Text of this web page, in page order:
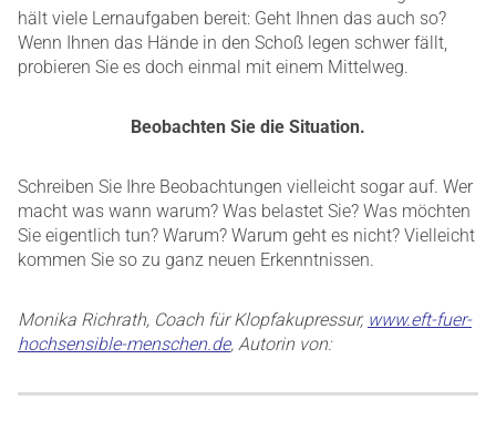
hält viele Lernaufgaben bereit: Geht Ihnen das auch so?
Wenn Ihnen das Hände in den Schoß legen schwer fällt,
probieren Sie es doch einmal mit einem Mittelweg.
Beobachten Sie die Situation.
Schreiben Sie Ihre Beobachtungen vielleicht sogar auf. Wer
macht was wann warum? Was belastet Sie? Was möchten
Sie eigentlich tun? Warum? Warum geht es nicht? Vielleicht
kommen Sie so zu ganz neuen Erkenntnissen.
Monika Richrath, Coach für Klopfakupressur, www.eft-fuer-
hochsensible-menschen.de, Autorin von: